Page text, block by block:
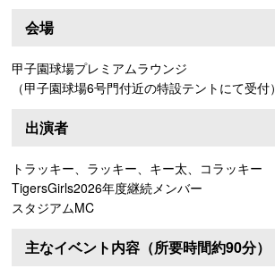
会場
甲子園球場プレミアムラウンジ
（甲子園球場6号門付近の特設テントにて受付）
出演者
トラッキー、ラッキー、キー太、コラッキー
TigersGirls2026年度継続メンバー
スタジアムMC
主なイベント内容（所要時間約90分）